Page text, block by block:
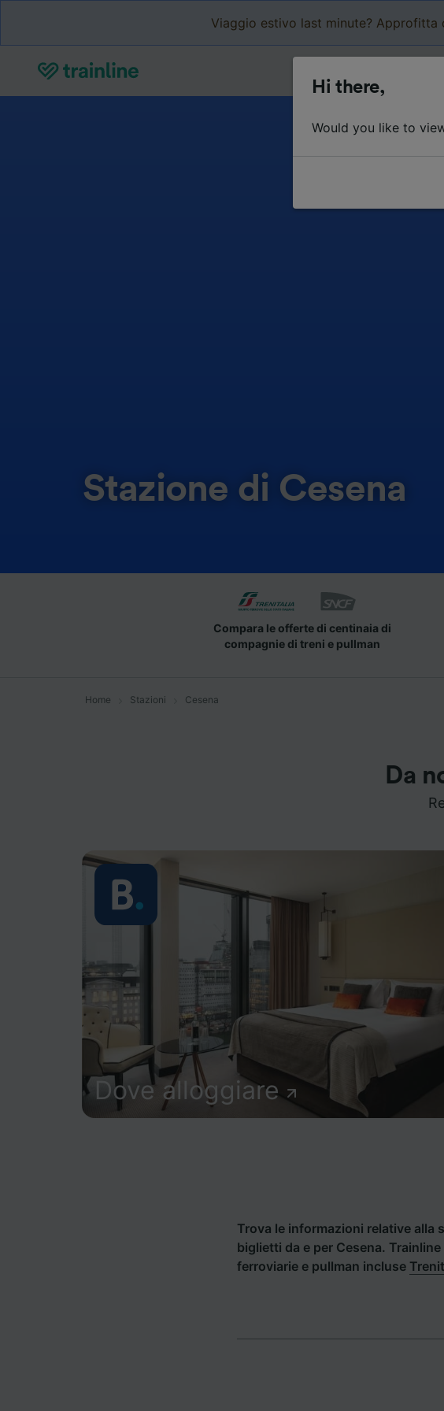
Viaggio estivo last minute?
Stazione di Cesena
Compara le offerte di centinaia di
compagnie di treni e pullman
Home Stazioni Cesena
Da
Dove alloggiare
Trova le informazioni relative alla
biglietti da e per Cesena.
ferroviarie e pullman incluse
Hi there,
Would you like to